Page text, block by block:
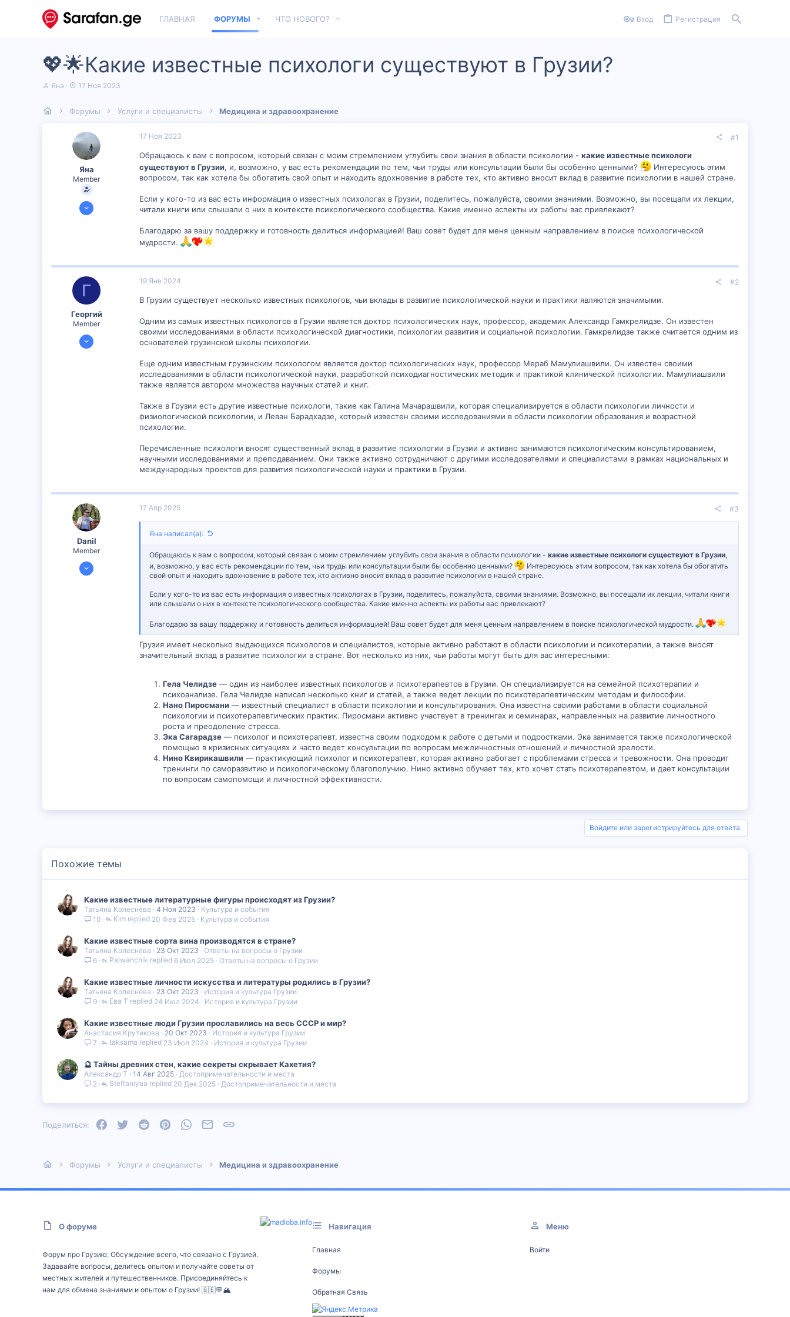
ГЛАВНАЯ ФОРУМЫ ЧТО НОВОГО? Вход Регистрация
💖🌟Какие известные психологи существуют в Грузии?
А
о
Яна
Д
а
а
ч
л
а
17 Ноя 2023
Форумы Услуги и специалисты Медицина и здравоохранение
Яна
Member
14 Ноя 2023
17 Ноя 2023 #1
Обращаюсь к вам с вопросом, который связан с моим стремлением углубить свои знания в области психологии - какие известные психологи
существуют в Грузии, и, возможно, у вас есть рекомендации по тем, чьи труды или консультации были бы особенно ценными?
Интересуюсь этим
вопросом, так как хотела бы обогатить свой опыт и находить вдохновение в работе тех, кто активно вносит вклад в развитие психологии в нашей стране.
Если у кого-то из вас есть информация о известных психологах в Грузии, поделитесь, пожалуйста, своими знаниями. Возможно, вы посещали их лекции,
читали книги или слышали о них в контексте психологического сообщества. Какие именно аспекты их работы вас привлекают?
Благодарю за вашу поддержку и готовность делиться информацией! Ваш совет будет для меня ценным направлением в поиске психологической
мудрости.
Г
Георгий
Member
16 Янв 2024
19 Янв 2024 #2
В Грузии существует несколько известных психологов, чьи вклады в развитие психологической науки и практики являются значимыми.
Одним из самых известных психологов в Грузии является доктор психологических наук, профессор, академик Александр Гамкрелидзе. Он известен
своими исследованиями в области психологической диагностики, психологии развития и социальной психологии. Гамкрелидзе также считается одним из
основателей грузинской школы психологии.
Еще одним известным грузинским психологом является доктор психологических наук, профессор Мераб Мамулиашвили. Он известен своими
исследованиями в области психологической науки, разработкой психодиагностических методик и практикой клинической психологии. Мамулиашвили
также является автором множества научных статей и книг.
Также в Грузии есть другие известные психологи, такие как Галина Мачарашвили, которая специализируется в области психологии личности и
физиологической психологии, и Леван Барадхадзе, который известен своими исследованиями в области психологии образования и возрастной
психологии.
Перечисленные психологи вносят существенный вклад в развитие психологии в Грузии и активно занимаются психологическим консультированием,
научными исследованиями и преподаванием. Они также активно сотрудничают с другими исследователями и специалистами в рамках национальных и
международных проектов для развития психологической науки и практики в Грузии.
Danil
Member
13 Апр 2025
17 Апр 2025 #3
Яна написал(а):
Обращаюсь к вам с вопросом, который связан с моим стремлением углубить свои знания в области психологии - какие известные психологи существуют в Грузии,
и, возможно, у вас есть рекомендации по тем, чьи труды или консультации были бы особенно ценными?
Интересуюсь этим вопросом, так как хотела бы обогатить
свой опыт и находить вдохновение в работе тех, кто активно вносит вклад в развитие психологии в нашей стране.
Если у кого-то из вас есть информация о известных психологах в Грузии, поделитесь, пожалуйста, своими знаниями. Возможно, вы посещали их лекции, читали книги
или слышали о них в контексте психологического сообщества. Какие именно аспекты их работы вас привлекают?
Благодарю за вашу поддержку и готовность делиться информацией! Ваш совет будет для меня ценным направлением в поиске психологической мудрости.
Грузия имеет несколько выдающихся психологов и специалистов, которые активно работают в области психологии и психотерапии, а также вносят
значительный вклад в развитие психологии в стране. Вот несколько из них, чьи работы могут быть для вас интересными:
Гела Челидзе — один из наиболее известных психологов и психотерапевтов в Грузии. Он специализируется на семейной психотерапии и
психоанализе. Гела Челидзе написал несколько книг и статей, а также ведет лекции по психотерапевтическим методам и философии.
Нано Пиросмани — известный специалист в области психологии и консультирования. Она известна своими работами в области социальной
психологии и психотерапевтических практик. Пиросмани активно участвует в тренингах и семинарах, направленных на развитие личностного
роста и преодоление стресса.
Эка Сагарадзе — психолог и психотерапевт, известна своим подходом к работе с детьми и подростками. Эка занимается также психологической
помощью в кризисных ситуациях и часто ведет консультации по вопросам межличностных отношений и личностной зрелости.
Нино Квирикашвили — практикующий психолог и психотерапевт, которая активно работает с проблемами стресса и тревожности. Она проводит
тренинги по саморазвитию и психологическому благополучию. Нино активно обучает тех, кто хочет стать психотерапевтом, и дает консультации
по вопросам самопомощи и личностной эффективности.
Войдите или зарегистрируйтесь для ответа.
Похожие темы
Какие известные литературные фигуры происходят из Грузии?
Татьяна Колеснёва 4 Ноя 2023
Культура и события
10
Культура и события
20 Фев 2025
Kim
Какие известные сорта вина производятся в стране?
Татьяна Колеснёва 23 Окт 2023
Ответы на вопросы о Грузии
6
Ответы на вопросы о Грузии
6 Июл 2025
Palwanchik
Какие известные личности искусства и литературы родились в Грузии?
Татьяна Колеснёва 23 Окт 2023
История и культура Грузии
9
История и культура Грузии
24 Июл 2024
Ева Т
Какие известные люди Грузии прославились на весь СССР и мир?
Анастасия Крутикова 20 Окт 2023
История и культура Грузии
7
История и культура Грузии
23 Июл 2024
taksama
🔮 Тайны древних стен, какие секреты скрывает Кахетия?
Александр Т 14 Авг 2025
Достопримечательности и места
2
Достопримечательности и места
20 Дек 2025
Steffaniyaa
Поделиться: Facebook
Twitter Reddit PinterestWhatsAppЭлектронная почта
Форумы Услуги и специалисты Медицина и здравоохранение
О форуме
Форум про Грузию: Обсуждение всего, что связано с Грузией.
Задавайте вопросы, делитесь опытом и получайте советы от
местных жителей и путешественников. Присоединяйтесь к
нам для обмена знаниями и опытом о Грузии! 🇬🇪💬🏔️
Навигация
Главная
Форумы
Обратная Связь
Меню
Войти